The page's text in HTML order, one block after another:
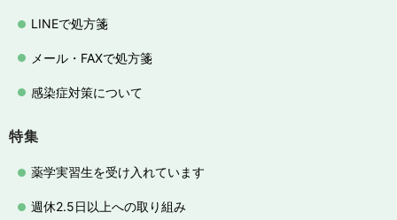
LINEで処方箋
メール・FAXで処方箋
感染症対策について
特集
薬学実習生を受け入れています
週休2.5日以上への取り組み